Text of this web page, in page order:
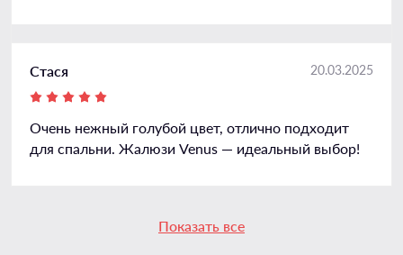
Стася 20.03.2025
Очень нежный голубой цвет, отлично подходит
для спальни. Жалюзи Venus — идеальный выбор!
Показать все